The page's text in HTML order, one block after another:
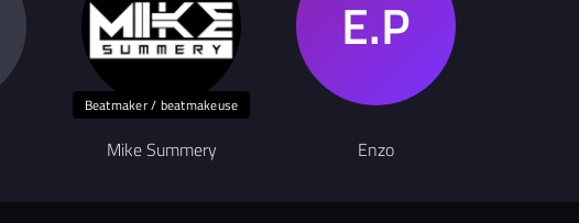
Beatmaker / beatmakeuse
Mike Summery Enzo